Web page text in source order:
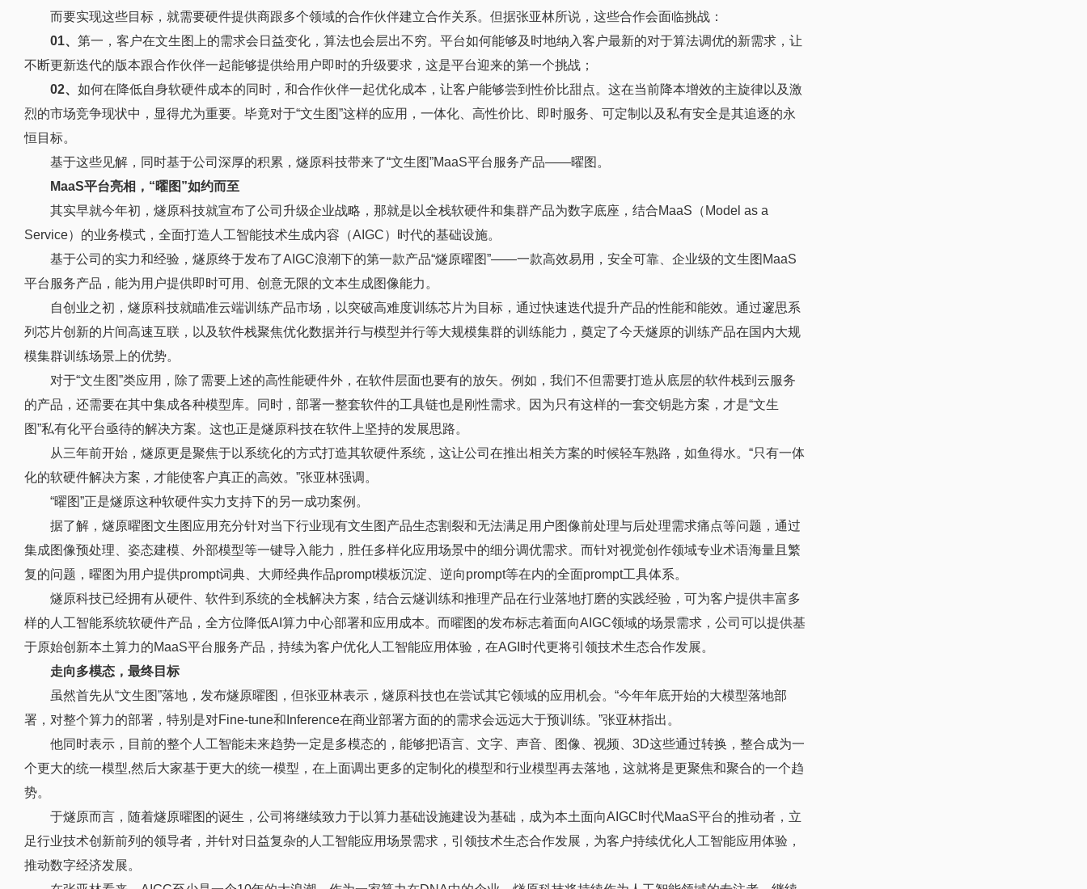
而要实现这些目标，就需要硬件提供商跟多个领域的合作伙伴建立合作关系。但据张亚林所说，这些合作会面临挑战：
01、 第一，客户在文生图上的需求会日益变化，算法也会层出不穷。平台如何能够及时地纳入客户最新的对于算法调优的新需求，让
不断更新迭代的版本跟合作伙伴一起能够提供给用户即时的升级要求，这是平台迎来的第一个挑战；
02、 如何在降低自身软硬件成本的同时，和合作伙伴一起优化成本，让客户能够尝到性价比甜点。这在当前降本增效的主旋律以及激
烈的市场竞争现状中，显得尤为重要。毕竟对于“文生图”这样的应用，一体化、高性价比、即时服务、可定制以及私有安全是其追逐的永
恒目标。
基于这些见解，同时基于公司深厚的积累，燧原科技带来了“文生图”MaaS平台服务产品——曜图。
MaaS平台亮相，“曜图”如约而至
其实早就今年初，燧原科技就宣布了公司升级企业战略，那就是以全栈软硬件和集群产品为数字底座，结合MaaS（Model as a
Service）的业务模式，全面打造人工智能技术生成内容（AIGC）时代的基础设施。
基于公司的实力和经验，燧原终于发布了AIGC浪潮下的第一款产品“燧原曜图”——一款高效易用，安全可靠、企业级的文生图MaaS
平台服务产品，能为用户提供即时可用、创意无限的文本生成图像能力。
自创业之初，燧原科技就瞄准云端训练产品市场，以突破高难度训练芯片为目标，通过快速迭代提升产品的性能和能效。通过邃思系
列芯片创新的片间高速互联，以及软件栈聚焦优化数据并行与模型并行等大规模集群的训练能力，奠定了今天燧原的训练产品在国内大规
模集群训练场景上的优势。
对于“文生图”类应用，除了需要上述的高性能硬件外，在软件层面也要有的放矢。例如，我们不但需要打造从底层的软件栈到云服务
的产品，还需要在其中集成各种模型库。同时，部署一整套软件的工具链也是刚性需求。因为只有这样的一套交钥匙方案，才是“文生
图”私有化平台亟待的解决方案。这也正是燧原科技在软件上坚持的发展思路。
从三年前开始，燧原更是聚焦于以系统化的方式打造其软硬件系统，这让公司在推出相关方案的时候轻车熟路，如鱼得水。“只有一体
化的软硬件解决方案，才能使客户真正的高效。”张亚林强调。
“曜图”正是燧原这种软硬件实力支持下的另一成功案例。
据了解，燧原曜图文生图应用充分针对当下行业现有文生图产品生态割裂和无法满足用户图像前处理与后处理需求痛点等问题，通过
集成图像预处理、姿态建模、外部模型等一键导入能力，胜任多样化应用场景中的细分调优需求。而针对视觉创作领域专业术语海量且繁
复的问题，曜图为用户提供prompt词典、大师经典作品prompt模板沉淀、逆向prompt等在内的全面prompt工具体系。
燧原科技已经拥有从硬件、软件到系统的全栈解决方案，结合云燧训练和推理产品在行业落地打磨的实践经验，可为客户提供丰富多
样的人工智能系统软硬件产品，全方位降低AI算力中心部署和应用成本。而曜图的发布标志着面向AIGC领域的场景需求，公司可以提供基
于原始创新本土算力的MaaS平台服务产品，持续为客户优化人工智能应用体验，在AGI时代更将引领技术生态合作发展。
走向多模态，最终目标
虽然首先从“文生图”落地，发布燧原曜图，但张亚林表示，燧原科技也在尝试其它领域的应用机会。“今年年底开始的大模型落地部
署，对整个算力的部署，特别是对Fine-tune和Inference在商业部署方面的的需求会远远大于预训练。”张亚林指出。
他同时表示，目前的整个人工智能未来趋势一定是多模态的，能够把语言、文字、声音、图像、视频、3D这些通过转换，整合成为一
个更大的统一模型,然后大家基于更大的统一模型，在上面调出更多的定制化的模型和行业模型再去落地，这就将是更聚焦和聚合的一个趋
势。
于燧原而言，随着燧原曜图的诞生，公司将继续致力于以算力基础设施建设为基础，成为本土面向AIGC时代MaaS平台的推动者，立
足行业技术创新前列的领导者，并针对日益复杂的人工智能应用场景需求，引领技术生态合作发展，为客户持续优化人工智能应用体验，
推动数字经济发展。